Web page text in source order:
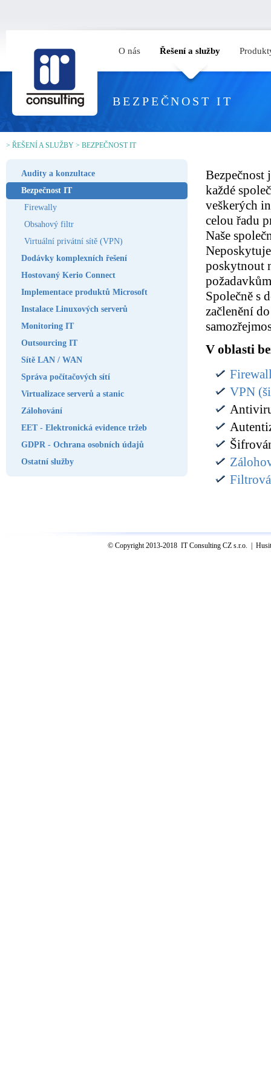
IT
O nás Řešení a služby
BEZPEČNOST IT
> ŘEŠENÍ A SLUŽBY > BEZPEČNOST IT
Audity a konzultace
Bezpečnost IT
Firewally
Obsahový filtr
Virtuální privátní sítě (VPN)
Dodávky komplexních řešení
Hostovaný Kerio Connect
Implementace produktů Microsoft
Instalace Linuxových serverů
Monitoring IT
Outsourcing IT
Sítě LAN / WAN
Správa počítačových sítí
Virtualizace serverů a stanic
Zálohování
EET - Elektronická evidence tržeb
GDPR - Ochrana osobních údajů
Ostatní služby
Bezpečnost
každé
veškerých
celou řadu
Naše
poskytnout
Společně s
začlenění
V oblasti
VPN
© Copyright 2013-2018 IT Consulting CZ s.r.o. |